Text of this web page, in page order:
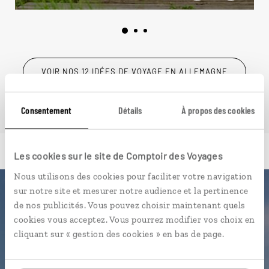
Consentement Détails À propos des cookies
Les cookies sur le site de Comptoir des Voyages
Nous utilisons des cookies pour faciliter votre navigation
sur notre site et mesurer notre audience et la pertinence
de nos publicités. Vous pouvez choisir maintenant quels
cookies vous acceptez. Vous pourrez modifier vos choix en
cliquant sur « gestion des cookies » en bas de page.
VOIR NOS 12 IDÉES DE VOYAGE EN ALLEMAGNE
Luciole,
l'appli qui vous guide en